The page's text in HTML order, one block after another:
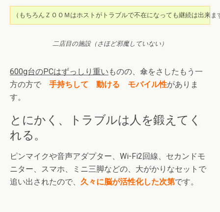
（もちろんＺＯＯＭはホストがトラブルで不在になっても継続は出来
二店目の施設（さほど邪魔していない）
600g台のPCはずっしり重い ものの、傘をさしたもう一
方の方で 手持ちして 動ける モバイル性がありま
す。
とにかく、トラブルは人を鍛えてく
れる。
ピンマイクや音声アダプター、Wi-Fi2回線、セカンドモ
ニター、スマホ、ミニ三脚などの、大がかりなセットで
追い出されたので、 久々に脳が活性化した次第です。